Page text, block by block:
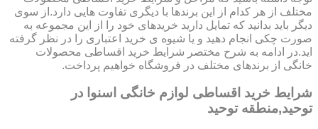
مختلف از هر کدام از این برندها با دیگری تفاوت هایی دارد.از سوی
دیگر باید بدانید که تمایل دارید خریدهای خود را از این مجموعه به
صورت چکی انجام دهید و یا شیوه ی خرید اعتباری را در نظر گرفته
اید.در ادامه به شرح مختصر شرایط خرید اقساطی محصولات
خانگی از برندهای مختلف در فروشگاه خواهیم پرداخت.
شرایط خرید اقساطی لوازم خانگی اسنوا در
توحید,منطقه توحید